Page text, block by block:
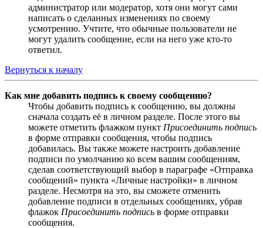
администратор или модератор, хотя они могут сами
написать о сделанных изменениях по своему
усмотрению. Учтите, что обычные пользователи не
могут удалить сообщение, если на него уже кто-то
ответил.
Вернуться к началу
Как мне добавить подпись к своему сообщению?
Чтобы добавить подпись к сообщению, вы должны
сначала создать её в личном разделе. После этого вы
можете отметить флажком пункт Присоединить подпись
в форме отправки сообщения, чтобы подпись
добавилась. Вы также можете настроить добавление
подписи по умолчанию ко всем вашим сообщениям,
сделав соответствующий выбор в параграфе «Отправка
сообщений» пункта «Личные настройки» в личном
разделе. Несмотря на это, вы сможете отменить
добавление подписи в отдельных сообщениях, убрав
флажок Присоединить подпись в форме отправки
сообщения.